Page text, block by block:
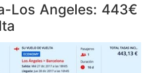
Los Angeles: 443€